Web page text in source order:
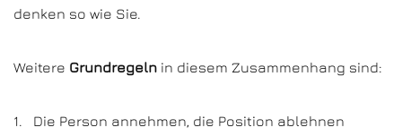
denken so wie Sie.
Weitere Grundregeln in diesem Zusammenhang sind:
1. Die Person annehmen, die Position ablehnen